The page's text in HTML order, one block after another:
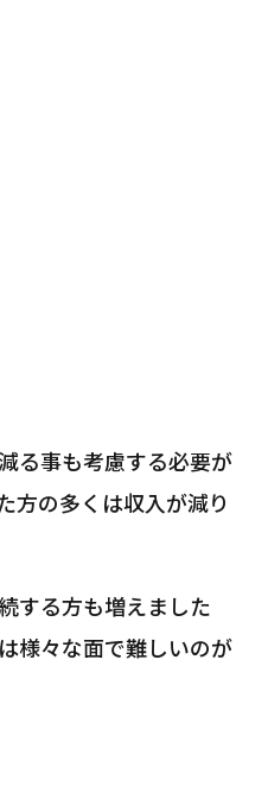
る事も考慮する必要が
方の多くは収入が減り
する方も増えました
様々な面で難しいのが